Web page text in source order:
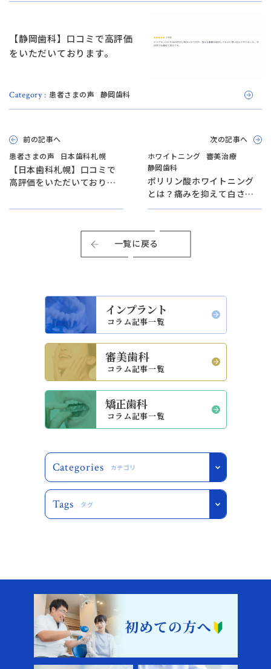
【静岡歯科】口コミで高評価
をいただいております。
Category : 患者さまの声 静岡歯科
前の記事へ
患者さまの声
日本歯科札幌
【日本歯科札幌】口コミで
高評価をいただいておりま
一覧に戻る
次の記事へ
ホワイトニング 審美治療
静岡歯科
ポリリン酸ホワイトニング
とは？痛みを抑えて白さを
実感できる最新メソッド
解説！】
インプラント
コラム記事一覧
審美歯科
コラム記事一覧
矯正歯科
コラム記事一覧
Categories カテゴリ
Tags タグ